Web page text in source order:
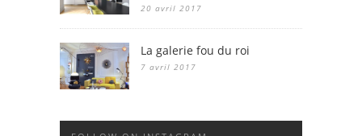
20 avril 2017
La galerie fou du roi
7 avril 2017